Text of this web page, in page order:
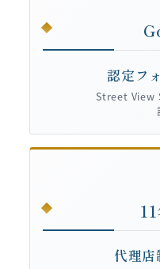
認定フ
Street View
代理店